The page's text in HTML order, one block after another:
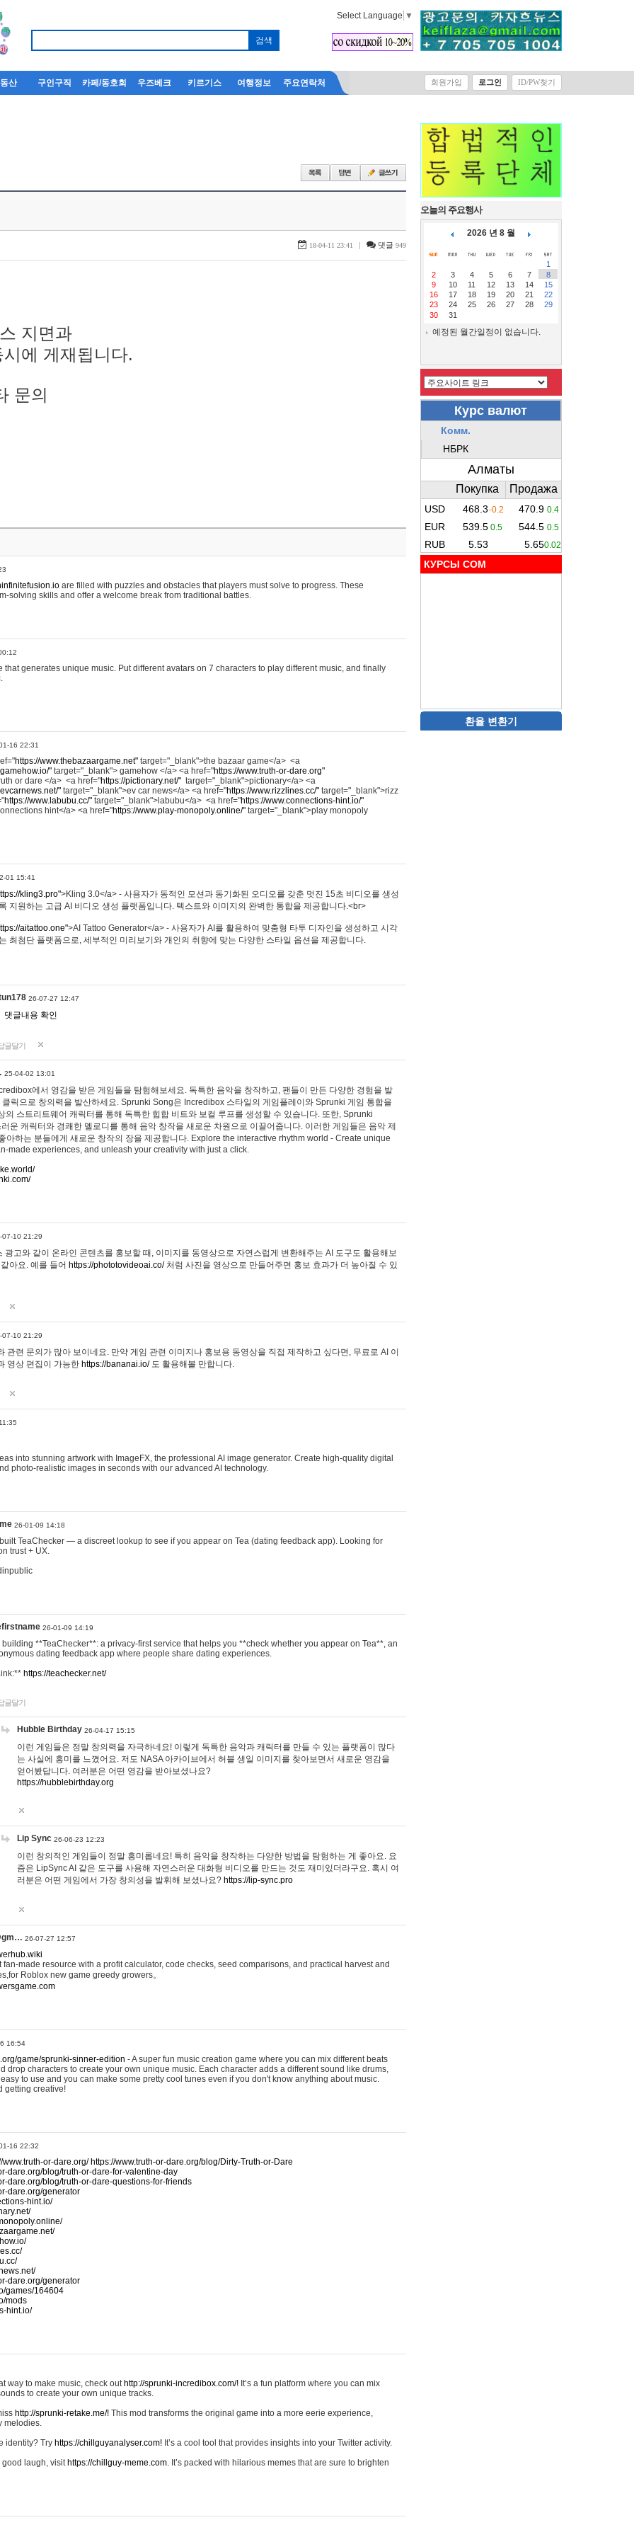
Select Language ▼
산 구인구직 카페/동호회 우즈베크 키르기스 여행정보 주요연락처 회원가입 로그인 ID/PW찾기
18-04-11 23:41 | 댓글 949
지면과
에 게재됩니다.
문의
are filled with puzzles and obstacles that players must solve to progress. These
solving skills and offer a welcome break from traditional battles.
that generates unique music. Put different avatars on 7 characters to play different music, and finally
16 22:31
https://www.thebazaargame.net" target="_blank">the bazaar game</a> <a
" target="_blank"> gamehow </a> <a href="https://www.truth-or-dare.org"
or dare </a> <a href="https://pictionary.net/" target="_blank">pictionary</a> <a
" target="_blank">ev car news</a> <a href="https://www.rizzlines.cc/" target="_blank">rizz
https://www.labubu.cc/" target="_blank">labubu</a> <a href="https://www.connections-hint.io/"
hint</a> <a href="https://www.play-monopoly.online/" target="_blank">play monopoly
01 15:41
kling3.pro">Kling 3.0</a> - 사용자가 동적인 모션과 동기화된 오디오를 갖춘 멋진 15초 비디오를 생성
지원하는 고급 AI 비디오 생성 플랫폼입니다. 텍스트와 이미지의 완벽한 통합을 제공합니다.<br>
aitattoo.one">AI Tattoo Generator</a> - 사용자가 AI를 활용하여 맞춤형 타투 디자인을 생성하고 시각
최첨단 플랫폼으로, 세부적인 미리보기와 개인의 취향에 맞는 다양한 스타일 옵션을 제공합니다.
26-07-27 12:47
댓글내용 확인
글달기
25-04-02 13:01
에서 영감을 받은 게임들을 탐험해보세요. 독특한 음악을 창작하고, 팬들이 만든 다양한 경험을 발
클릭으로 창의력을 발산하세요. Sprunki Song은 Incredibox 스타일의 게임플레이와 Sprunki 게임 통합을
의 스트리트웨어 캐릭터를 통해 독특한 힙합 비트와 보컬 루프를 생성할 수 있습니다. 또한, Sprunki
운 캐릭터와 경쾌한 멜로디를 통해 음악 창작을 새로운 차원으로 이끌어줍니다. 이러한 게임들은 음악 제
아하는 분들에게 새로운 창작의 장을 제공합니다. Explore the interactive rhythm world - Create unique
made experiences, and unleash your creativity with just a click.
07-10 21:29
광고와 같이 온라인 콘텐츠를 홍보할 때, 이미지를 동영상으로 자연스럽게 변환해주는 AI 도구도 활용해보
아요. 예를 들어 https://phototovideoai.co/처럼 사진을 영상으로 만들어주면 홍보 효과가 더 높아질 수 있
07-10 21:29
관련 문의가 많아 보이네요. 만약 게임 관련 이미지나 홍보용 동영상을 직접 제작하고 싶다면, 무료로 AI 이
영상 편집이 가능한 https://bananai.io/도 활용해볼 만합니다.
into stunning artwork with ImageFX, the professional AI image generator. Create high-quality digital
photo-realistic images in seconds with our advanced AI technology.
26-01-09 14:18
TeaChecker — a discreet lookup to see if you appear on Tea (dating feedback app). Looking for
trust + UX.
26-01-09 14:19
building **TeaChecker**: a privacy-first service that helps you **check whether you appear on Tea**, an
dating feedback app where people share dating experiences.
https://teachecker.net/
글달기
Hubble Birthday 26-04-17 15:15
이런 게임들은 정말 창의력을 자극하네요! 이렇게 독특한 음악과 캐릭터를 만들 수 있는 플랫폼이 많다
는 사실에 흥미를 느꼈어요. 저도 NASA 아카이브에서 허블 생일 이미지를 찾아보면서 새로운 영감을
얻어봤답니다. 여러분은 어떤 영감을 받아보셨나요?
https://hubblebirthday.org
Lip Sync 26-06-23 12:23
이런 창의적인 게임들이 정말 흥미롭네요! 특히 음악을 창작하는 다양한 방법을 탐험하는 게 좋아요. 요
즘은 LipSync AI 같은 도구를 사용해 자연스러운 대화형 비디오를 만드는 것도 재미있더라구요. 혹시 여
러분은 어떤 게임에서 가장 창의성을 발휘해 보셨나요? https://lip-sync.pro
26-07-27 12:57
made resource with a profit calculator, code checks, seed comparisons, and practical harvest and
Roblox new game greedy growers。
16:54
game/sprunki-sinner-edition - A super fun music creation game where you can mix different beats
drop characters to create your own unique music. Each character adds a different sound like drums,
to use and you can make some pretty cool tunes even if you don't know anything about music.
getting creative!
16 22:32
www.truth-or-dare.org/ https://www.truth-or-dare.org/blog/Dirty-Truth-or-Dare
dare.org/blog/truth-or-dare-for-valentine-day
dare.org/blog/truth-or-dare-questions-for-friends
dare.org/generator
hint.io/
dare.org/generator
games/164604
mods
hint.io/
way to make music, check out http://sprunki-incredibox.com/! It’s a fun platform where you can mix
to create your own unique tracks.
http://sprunki-retake.me/! This mod transforms the original game into a more eerie experience,
melodies.
identity? Try https://chillguyanalyser.com! It’s a cool tool that provides insights into your Twitter activity.
good laugh, visit https://chillguy-meme.com. It’s packed with hilarious memes that are sure to brighten
오늘의 주요행사
2026 년 8 월
1
2
3 4 5 6 7
8
9
10 11 12 13 14
15
16
17 18 19 20 21
22
23
24 25 26 27 28
29
30
31
예정된 월간일정이 없습니다.
КУРСЫ COM
환율 변환기